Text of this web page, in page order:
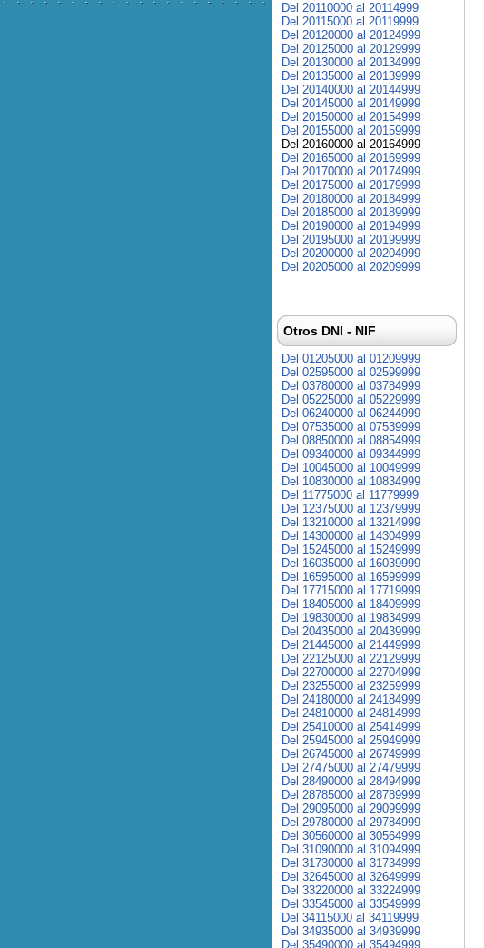
Del 20110000 al 20114999
Del 20115000 al 20119999
Del 20120000 al 20124999
Del 20125000 al 20129999
Del 20130000 al 20134999
Del 20135000 al 20139999
Del 20140000 al 20144999
Del 20145000 al 20149999
Del 20150000 al 20154999
Del 20155000 al 20159999
Del 20160000 al 20164999
Del 20165000 al 20169999
Del 20170000 al 20174999
Del 20175000 al 20179999
Del 20180000 al 20184999
Del 20185000 al 20189999
Del 20190000 al 20194999
Del 20195000 al 20199999
Del 20200000 al 20204999
Del 20205000 al 20209999
Otros DNI - NIF
Del 01205000 al 01209999
Del 02595000 al 02599999
Del 03780000 al 03784999
Del 05225000 al 05229999
Del 06240000 al 06244999
Del 07535000 al 07539999
Del 08850000 al 08854999
Del 09340000 al 09344999
Del 10045000 al 10049999
Del 10830000 al 10834999
Del 11775000 al 11779999
Del 12375000 al 12379999
Del 13210000 al 13214999
Del 14300000 al 14304999
Del 15245000 al 15249999
Del 16035000 al 16039999
Del 16595000 al 16599999
Del 17715000 al 17719999
Del 18405000 al 18409999
Del 19830000 al 19834999
Del 20435000 al 20439999
Del 21445000 al 21449999
Del 22125000 al 22129999
Del 22700000 al 22704999
Del 23255000 al 23259999
Del 24180000 al 24184999
Del 24810000 al 24814999
Del 25410000 al 25414999
Del 25945000 al 25949999
Del 26745000 al 26749999
Del 27475000 al 27479999
Del 28490000 al 28494999
Del 28785000 al 28789999
Del 29095000 al 29099999
Del 29780000 al 29784999
Del 30560000 al 30564999
Del 31090000 al 31094999
Del 31730000 al 31734999
Del 32645000 al 32649999
Del 33220000 al 33224999
Del 33545000 al 33549999
Del 34115000 al 34119999
Del 34935000 al 34939999
Del 35490000 al 35494999